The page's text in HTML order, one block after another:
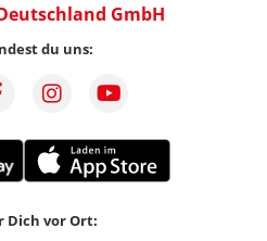
GmbH
du uns:
Dich vor Ort: